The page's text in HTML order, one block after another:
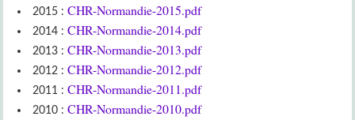
2015 :CHR-Normandie-2015.pdf
2014 :CHR-Normandie-2014.pdf
2013 :CHR-Normandie-2013.pdf
2012 :CHR-Normandie-2012.pdf
2011 :CHR-Normandie-2011.pdf
2010 :CHR-Normandie-2010.pdf